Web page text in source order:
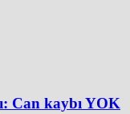
Can kaybı YOK